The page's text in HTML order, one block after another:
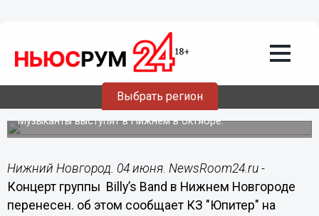
Выбрать регион
04.06.201913:36
Концерт группы Billy’s Band в Нижнем
Новгороде перенесен
Музыканты выступят в Нижнем в октябре.
Нижний Новгород. 04 июня. NewsRoom24.ru -
Концерт группы Billy’s Band в Нижнем Новгороде
перенесен. об этом сообщает КЗ "Юпитер" на